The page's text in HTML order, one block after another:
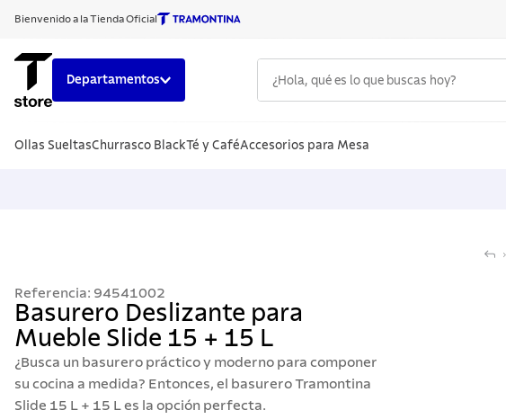
Bienvenido a la Tienda Oficial
Departamentos
Ollas SueltasChurrasco BlackTé y CaféAccesorios para Mesa
Referencia: 94541002
Basurero Deslizante para
Mueble Slide 15 + 15 L
¿Busca un basurero práctico y moderno para componer
su cocina a medida? Entonces, el basurero Tramontina
Slide 15 L + 15 L es la opción perfecta.
1.
cuchillos
8.
solar